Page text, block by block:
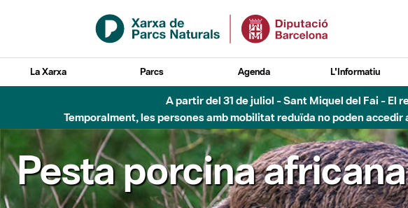
Salta al contingut principal
La Xarxa Parcs Agenda L'Informatiu
A partir del 31 de juliol - Sant Miquel del Fai -
Temporalment, les persones amb mobilitat reduïda no poden
Pesta porcina africana